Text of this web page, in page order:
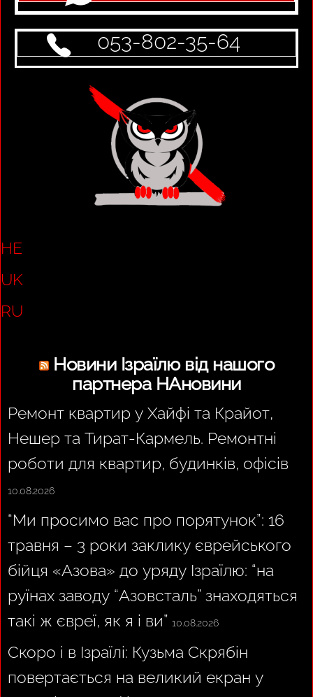
053-802-35-64
HE
UK
RU
Новини Ізраїлю від нашого
партнера НАновини
Ремонт квартир у Хайфі та Крайот,
Нешер та Тират-Кармель. Ремонтні
роботи для квартир, будинків, офісів
10.08.2026
“Ми просимо вас про порятунок”: 16
травня – 3 роки заклику єврейського
бійця «Азова» до уряду Ізраїлю: “на
руїнах заводу “Азовсталь” знаходяться
такі ж євреї, як я і ви” 10.08.2026
Скоро і в Ізраїлі: Кузьма Скрябін
повертається на великий екран у